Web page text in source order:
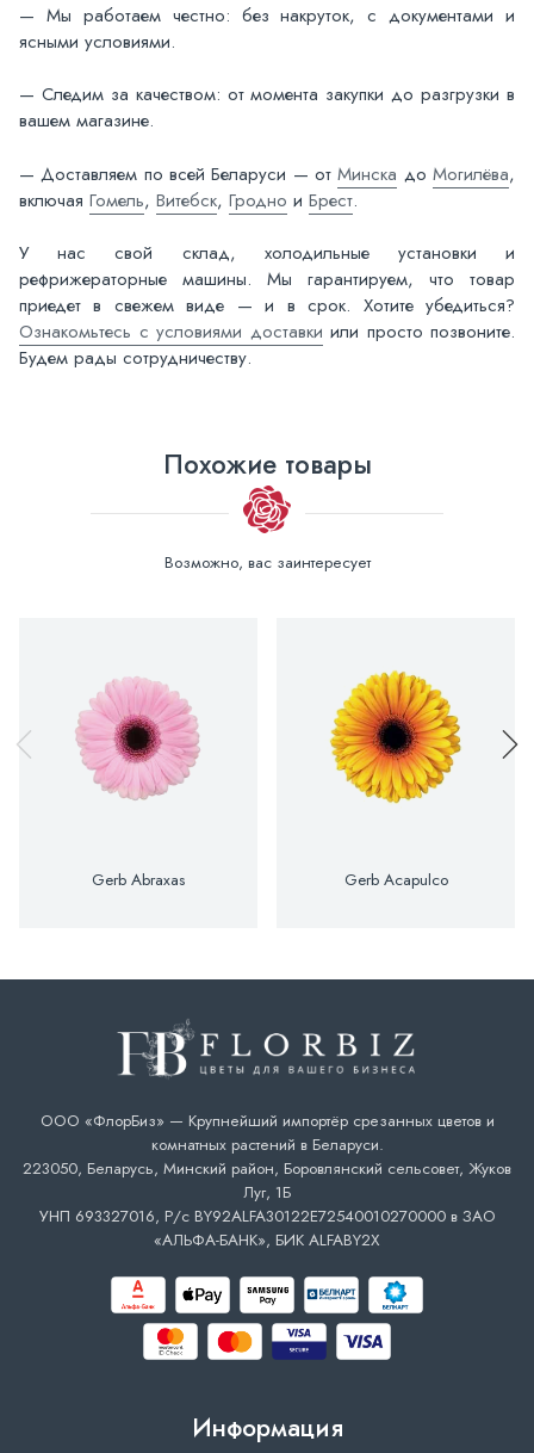
— Мы работаем честно: без накруток, с документами и
ясными условиями.
— Следим за качеством: от момента закупки до разгрузки в
вашем магазине.
— Доставляем по всей Беларуси — отМинска доМогилёва,
включая Гомель, Витебск, Гродно и Брест.
У нас свой склад, холодильные установки и
рефрижераторные машины. Мы гарантируем, что товар
приедет в свежем виде — и в срок. Хотите убедиться?
Ознакомьтесь с условиями доставки или просто позвоните.
Будем рады сотрудничеству.
Похожие товары
Возможно, вас заинтересует
Gerb Abraxas Gerb Acapulco
ООО «ФлорБиз» — Крупнейший импортёр срезанных цветов и
комнатных растений в Беларуси.
223050, Беларусь, Минский район, Боровлянский сельсовет, Жуков
Луг, 1Б
УНП 693327016, Р/с BY92ALFA30122E72540010270000 в ЗАО
«АЛЬФА-БАНК», БИК ALFABY2X
Информация